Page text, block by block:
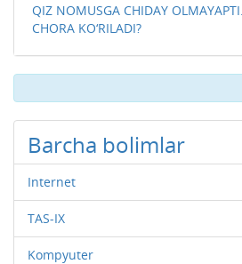
QIZ NOMUSGA CHIDAY
CHORA KO‘RILADI?
Barcha bolimlar
Internet
TAS-IX
Kompyuter